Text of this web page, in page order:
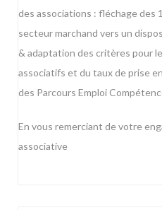
des associations : fléchage des
secteur marchand vers un
& adaptation des critères pour
associatifs et du taux de prise
des Parcours Emploi
En vous remerciant de votre
associative